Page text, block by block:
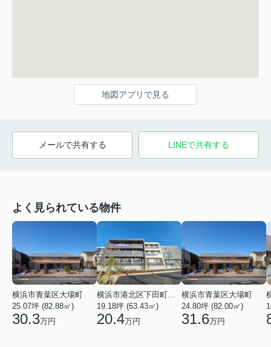
地図アプリで見る
メールで共有する LINEで共有する
よく見られている物件
横浜市青葉区大場町
25.07坪 (82.88㎡)
30.3万円
19.18坪 (63.43㎡)
20.4万円
横浜市青葉区大場町
24.80坪 (82.00㎡)
31.6万円